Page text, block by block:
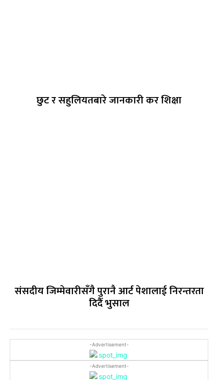
छुट र सहुलियतबारे जानकारी कर शिक्षा
संसदीय जिम्मेवारीसँगै पुरानै आर्ट पेशालाई निरन्तरता
दिदैँ भुसाल
-Advertisement-
-Advertisement-